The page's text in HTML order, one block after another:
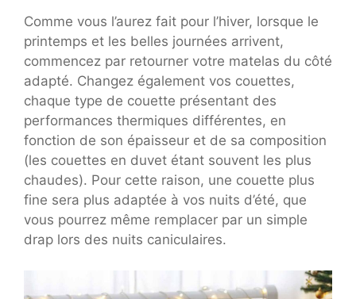
Comme vous l’aurez fait pour l’hiver, lorsque le
printemps et les belles journées arrivent,
commencez par retourner votre matelas du côté
adapté. Changez également vos couettes,
chaque type de couette présentant des
performances thermiques différentes, en
fonction de son épaisseur et de sa composition
(les couettes en duvet étant souvent les plus
chaudes). Pour cette raison, une couette plus
fine sera plus adaptée à vos nuits d’été, que
vous pourrez même remplacer par un simple
drap lors des nuits caniculaires.